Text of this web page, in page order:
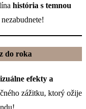
história s temnou
do roka
efekty a
zážitku, ktorý ožije